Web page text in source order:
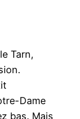
Tarn,
Dame
bas. Mais